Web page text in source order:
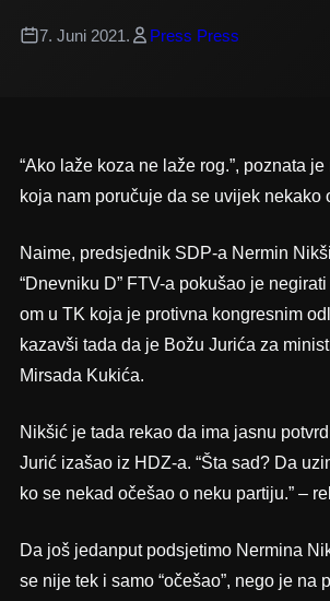
7. Juni 2021. Press Press
“Ako laže koza ne laže rog.”, poznata
koja nam poručuje da se uvijek nekako
Naime, predsjednik SDP-a Nermin
“Dnevniku D” FTV-a pokušao je
om u TK koja je protivna kongresnim
kazavši tada da je Božu Jurića za
Mirsada Kukića.
Nikšić je tada rekao da ima jasnu
Jurić izašao iz HDZ-a. “Šta sad? Da
ko se nekad očešao o neku partiju.” –
Da još jedanput podsjetimo Nermina
se nije tek i samo “očešao”, nego je na